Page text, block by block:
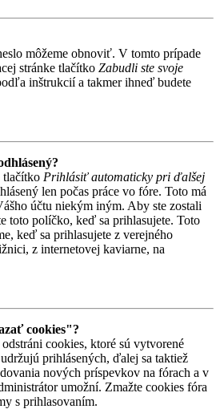
môžeme obnoviť. V tomto prípade
stránke tlačítko Zabudli ste svoje
inštrukcií a takmer ihneď budete
tlačítko Prihlásiť automaticky pri ďalšej
len počas práce vo fóre. Toto má
účtu niekým iným. Aby ste zostali
toto políčko, keď sa prihlasujete. Toto
keď sa prihlasujete z verejného
z internetovej kaviarne, na
cookies"?
cookies, ktoré sú vytvorené
prihlásených, ďalej sa taktiež
nových príspevkov na fórach a v
umožní. Zmažte cookies fóra
s prihlasovaním.